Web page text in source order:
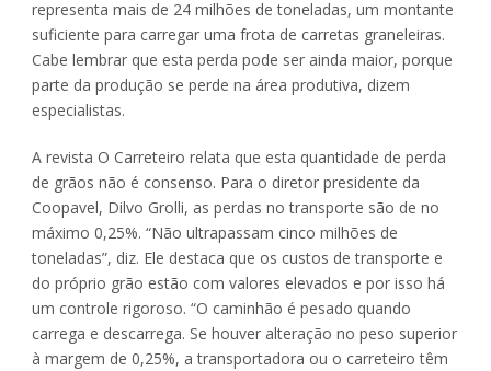
representa mais de 24 milhões de toneladas, um montante
suficiente para carregar uma frota de carretas graneleiras.
Cabe lembrar que esta perda pode ser ainda maior, porque
parte da produção se perde na área produtiva, dizem
especialistas.
A revista O Carreteiro relata que esta quantidade de perda
de grãos não é consenso. Para o diretor presidente da
Coopavel, Dilvo Grolli, as perdas no transporte são de no
máximo 0,25%. “Não ultrapassam cinco milhões de
toneladas”, diz. Ele destaca que os custos de transporte e
do próprio grão estão com valores elevados e por isso há
um controle rigoroso. “O caminhão é pesado quando
carrega e descarrega. Se houver alteração no peso superior
à margem de 0,25%, a transportadora ou o carreteiro têm